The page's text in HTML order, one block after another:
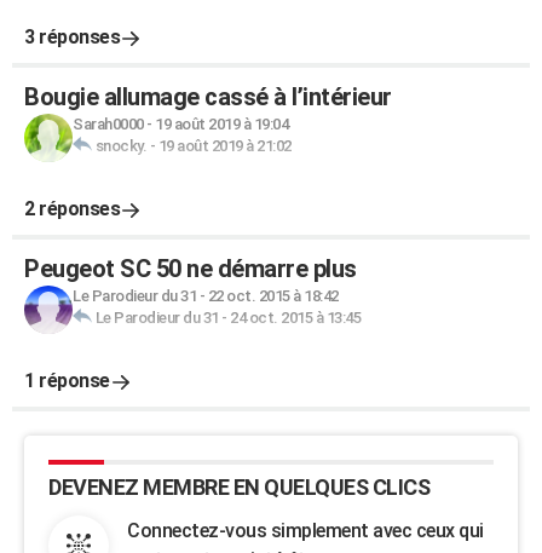
3 réponses
Bougie allumage cassé à l’intérieur
Sarah0000- 19 août 2019 à 19:04
snocky. - 19 août 2019 à 21:02
2 réponses
Peugeot SC 50 ne démarre plus
Le Parodieur du 31 - 22 oct. 2015 à 18:42
Le Parodieur du 31 - 24 oct. 2015 à 13:45
1 réponse
DEVENEZ MEMBRE EN QUELQUES CLICS
Connectez-vous simplement avec ceux qui